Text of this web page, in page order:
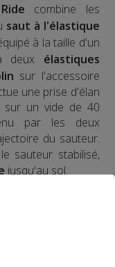
combine les
saut à l'élastique
à la taille d'un
deux élastiques
sur l'accessoire
une prise d'élan
sur un vide de 40
par les deux
du sauteur.
sauteur stabilisé,
jusqu'au sol.
nécessaires pour
public du premier